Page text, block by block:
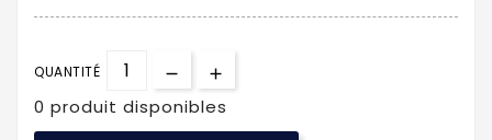
QUANTITÉ
0 produit disponibles